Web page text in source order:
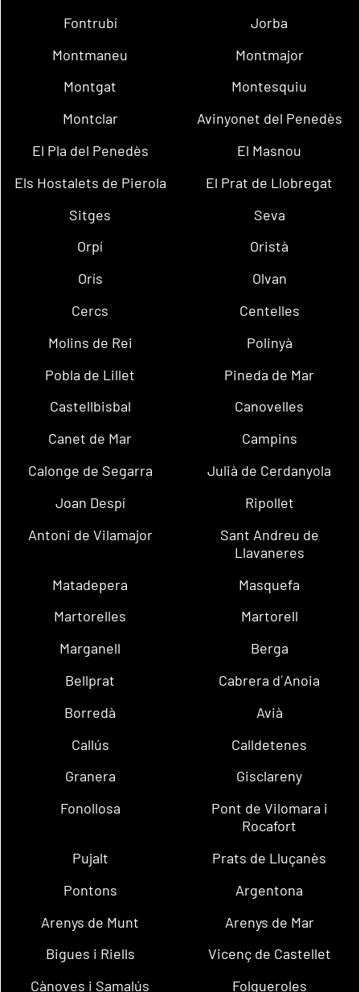
Fontrubí
Jorba
Montmaneu
Montmajor
Montgat
Montesquiu
Montclar
Avinyonet del Penedès
El Pla del Penedès
El Masnou
Els Hostalets de Pierola
El Prat de Llobregat
Sitges
Seva
Orpí
Oristà
Orís
Olvan
Cercs
Centelles
Molins de Rei
Polinyà
Pobla de Lillet
Pineda de Mar
Castellbisbal
Canovelles
Canet de Mar
Campins
Calonge de Segarra
Julià de Cerdanyola
Joan Despí
Ripollet
Antoni de Vilamajor
Sant Andreu de
Llavaneres
Matadepera
Masquefa
Martorelles
Martorell
Marganell
Berga
Bellprat
Cabrera d´Anoia
Borredà
Avià
Callús
Calldetenes
Granera
Gisclareny
Fonollosa
Pont de Vilomara i
Rocafort
Pujalt
Prats de Lluçanès
Pontons
Argentona
Arenys de Munt
Arenys de Mar
Bigues i Riells
Vicenç de Castellet
Cànoves i Samalús
Folgueroles